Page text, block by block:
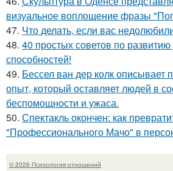
визуальное воплощение фразы
47. Что делать, если вас
48. 40 простых советов по
способностей!
49. Бессел ван дер колк описывает
опыт, который оставляет людей в
беспомощности и ужаса.
50. Спектакль окончен: как
"Профессионального Мачо" в
© 2026 Психология отношений